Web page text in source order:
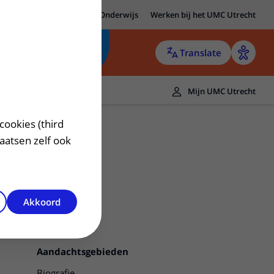
Onderwijs Werken bij het UMC Utrecht
Translate
Mijn UMC Utrecht
Aandachtsgebieden
(third
zelf ook
Akkoord